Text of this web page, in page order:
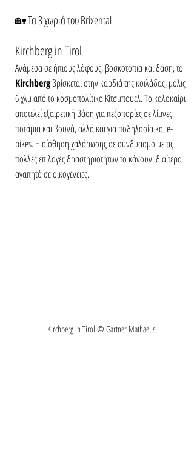
🏡 Τα 3 χωριά του Brixental
Kirchberg in Tirol
Ανάμεσα σε ήπιους λόφους, βοσκοτόπια και δάση, το
Kirchberg βρίσκεται στην καρδιά της κοιλάδας, μόλις
6 χλμ από το κοσμοπολίτικο Κίτσμπουελ. Το καλοκαίρι
αποτελεί εξαιρετική βάση για πεζοπορίες σε λίμνες,
ποτάμια και βουνά, αλλά και για ποδηλασία και e-
bikes. Η αίσθηση χαλάρωσης σε συνδυασμό με τις
πολλές επιλογές δραστηριοτήτων το κάνουν ιδιαίτερα
αγαπητό σε οικογένειες.
Kirchberg in Tirol © Gartner Mathaeus